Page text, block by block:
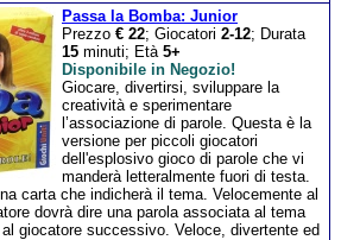
Passa la Bomba: Junior
Prezzo € 22; Giocatori 2-12; Durata
15 minuti; Età 5+
Disponibile in Negozio!
Giocare, divertirsi, sviluppare la
creatività e sperimentare
l’associazione di parole. Questa è la
versione per piccoli giocatori
dell'esplosivo gioco di parole che vi
manderà letteralmente fuori di testa.
carta che indicherà il tema. Velocemente al
dovrà dire una parola associata al tema
giocatore successivo. Veloce, divertente ed